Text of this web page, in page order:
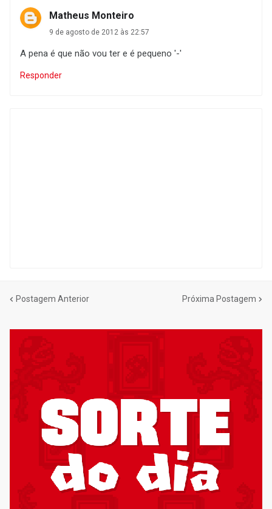
Matheus Monteiro
9 de agosto de 2012 às 22:57
A pena é que não vou ter e é pequeno '-'
Responder
Postagem Anterior Próxima Postagem